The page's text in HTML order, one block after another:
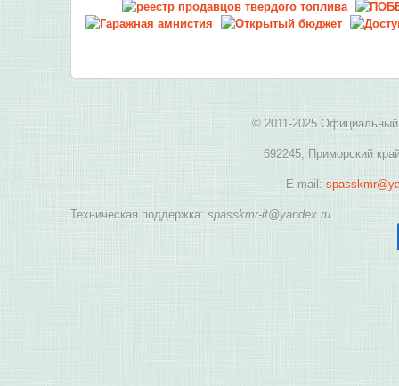
© 2011-2025 Официальный
692245, Приморский
E-mail:
Техническая поддержка: spasskmr-it@yandex.ru